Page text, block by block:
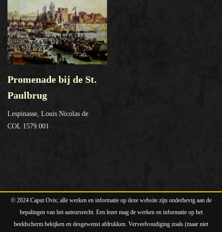
Promenade bij de St.
Paulbrug
Lespinasse, Louis Nicolas de
COL 1579.001
© 2024 Caput Ovis; alle werken en informatie op deze website zijn onderhevig aan de
bepalingen van het auteursrecht. Een lezer mag de werken en informatie op het
beeldscherm bekijken en desgewenst afdrukken. Verveelvoudiging zoals (maar niet